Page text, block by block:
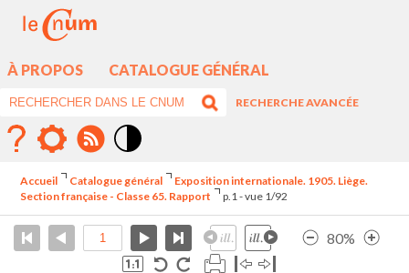
À PROPOS CATALOGUE GÉNÉRAL
RECHERCHE AVANCÉE
élévé
Accueil Catalogue général
Exposition internationale. 1905. Liège.
Section française - Classe 65. Rapport
p.1 - vue 1/92
80%